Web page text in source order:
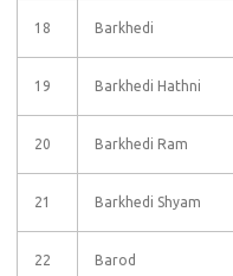
18 Barkhedi
19 Barkhedi Hathni
20 Barkhedi Ram
21 Barkhedi Shyam
22 Barod